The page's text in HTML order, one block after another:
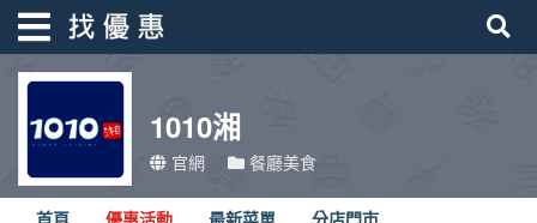
1010湘
官網 餐廳美食
找優惠
首頁